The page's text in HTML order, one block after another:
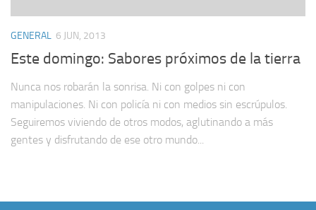
GENERAL 6 JUN, 2013
Este domingo: Sabores próximos de la tierra
Nunca nos robarán la sonrisa. Ni con golpes ni con
manipulaciones. Ni con policía ni con medios sin escrúpulos.
Seguiremos viviendo de otros modos, aglutinando a más
gentes y disfrutando de ese otro mundo...